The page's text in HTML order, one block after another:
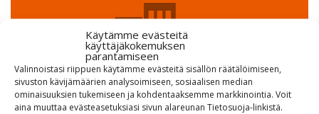
Käytämme evästeitä
käyttäjäkokemuksen
parantamiseen
Valinnoistasi riippuen käytämme evästeitä sisällön räätälöimiseen,
sivuston kävijämäärien analysoimiseen, sosiaalisen median
ominaisuuksien tukemiseen ja kohdentaaksemme markkinointia. Voit
aina muuttaa evästeasetuksiasi sivun alareunan Tietosuoja-linkistä.
Taloyhtiöt